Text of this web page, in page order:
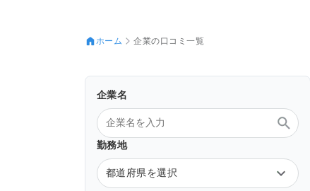
ホーム 企業の口コミ一覧
企業名
勤務地
都道府県を選択